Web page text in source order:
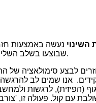
השינוי נעשה באמצעות
שבוצעו בשלב השלישי תוך שימת לב, לשינויים בהרגשה ובחוויית התפקוד.
לבצע סימולאציה של
אנו שמים לב להרגשה
(הפיזית), לרגשות
עם קול. פעולה זו,